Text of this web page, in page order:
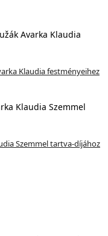
Klaudia festményeihez
Szemmel tartva-díjához